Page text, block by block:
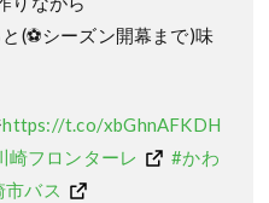
(⚽️シーズン開幕まで)味
https://t.co/xbGhnAFKDH
崎フロンターレ
#かわ
市バス